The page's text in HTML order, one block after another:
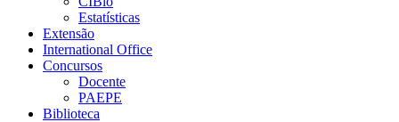
Estatísticas
Extensão
International Office
Concursos
Docente
PAEPE
Biblioteca